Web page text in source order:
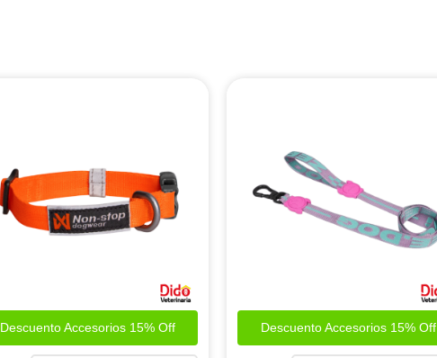
Descuento Accesorios 15% Off Descuento Accesorios 15% Off